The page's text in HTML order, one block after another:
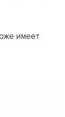
имеет